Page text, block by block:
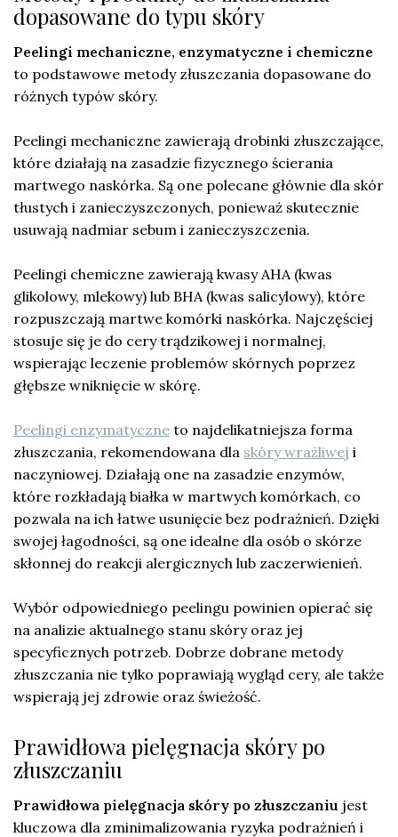
dopasowane do typu skóry
Peelingi mechaniczne, enzymatyczne i chemiczne
to podstawowe metody złuszczania dopasowane do
różnych typów skóry.
Peelingi mechaniczne zawierają drobinki złuszczające,
które działają na zasadzie fizycznego ścierania
martwego naskórka. Są one polecane głównie dla skór
tłustych i zanieczyszczonych, ponieważ skutecznie
usuwają nadmiar sebum i zanieczyszczenia.
Peelingi chemiczne zawierają kwasy AHA (kwas
glikolowy, mlekowy) lub BHA (kwas salicylowy), które
rozpuszczają martwe komórki naskórka. Najczęściej
stosuje się je do cery trądzikowej i normalnej,
wspierając leczenie problemów skórnych poprzez
głębsze wniknięcie w skórę.
Peelingi enzymatyczne to najdelikatniejsza forma
złuszczania, rekomendowana dla skóry wrażliwej i
naczyniowej. Działają one na zasadzie enzymów,
które rozkładają białka w martwych komórkach, co
pozwala na ich łatwe usunięcie bez podrażnień. Dzięki
swojej łagodności, są one idealne dla osób o skórze
skłonnej do reakcji alergicznych lub zaczerwienień.
Wybór odpowiedniego peelingu powinien opierać się
na analizie aktualnego stanu skóry oraz jej
specyficznych potrzeb. Dobrze dobrane metody
złuszczania nie tylko poprawiają wygląd cery, ale także
wspierają jej zdrowie oraz świeżość.
Prawidłowa pielęgnacja skóry po
złuszczaniu
Prawidłowa pielęgnacja skóry po złuszczaniu jest
kluczowa dla zminimalizowania ryzyka podrażnień i